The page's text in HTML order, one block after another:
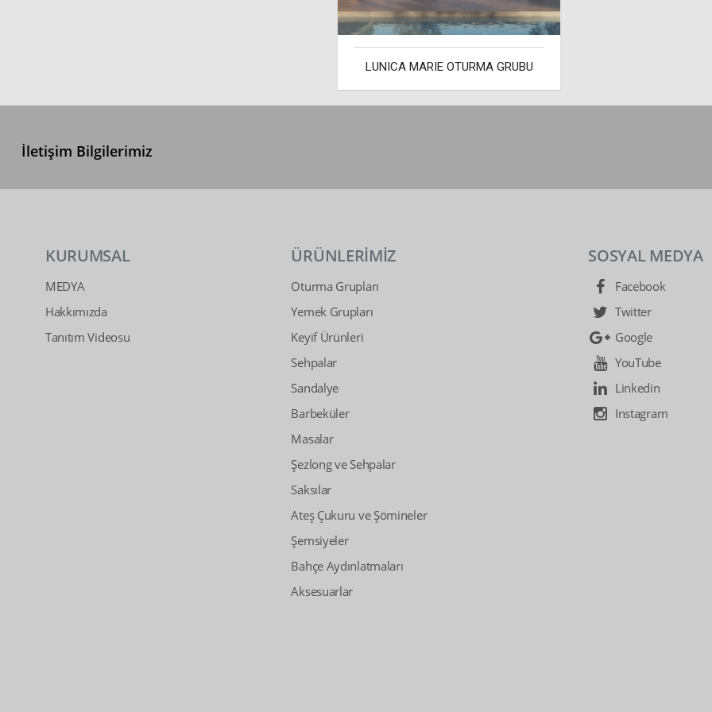
LUNICA MARIE OTURMA GRUBU
İletişim Bilgilerimiz
KURUMSAL
MEDYA
Hakkımızda
Tanıtım Videosu
ÜRÜNLERİMİZ
Oturma Grupları
Yemek Grupları
Keyif Ürünleri
Sehpalar
Sandalye
Barbeküler
Masalar
Şezlong ve Sehpalar
Saksılar
Ateş Çukuru ve Şömineler
Şemsiyeler
Bahçe Aydınlatmaları
Aksesuarlar
SOSYAL MEDYA
Facebook
Twitter
Google
YouTube
Linkedin
Instagram